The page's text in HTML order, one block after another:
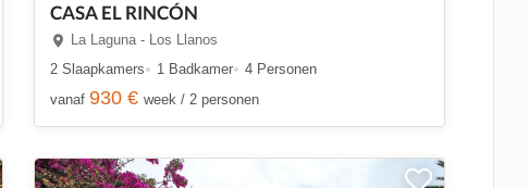
CASA EL RINCÓN
La Laguna - Los Llanos
2 Slaapkamers
1 Badkamer
4 Personen
vanaf 930 € week / 2 personen